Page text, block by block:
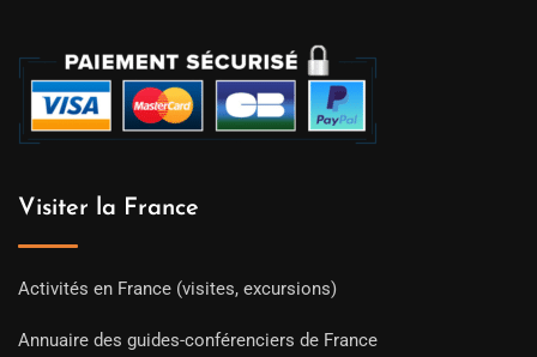
Visiter la France
Activités en France (visites, excursions)
Annuaire des guides-conférenciers de France